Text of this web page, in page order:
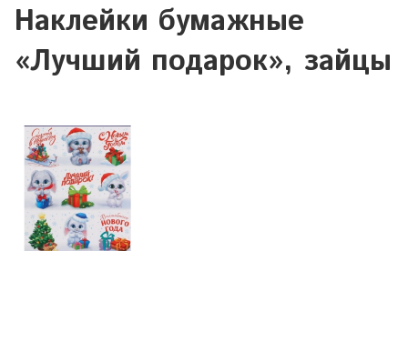
Наклейки бумажные
«Лучший подарок», зайцы